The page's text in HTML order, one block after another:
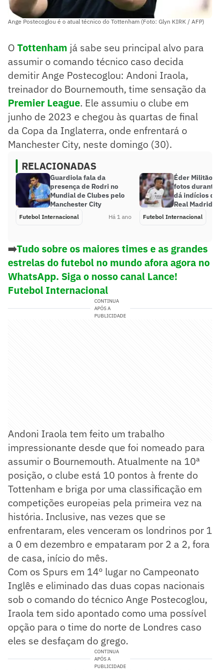
Ange Postecoglou é o atual técnico do Tottenham (Foto: Glyn KIRK / AFP)
O Tottenham já sabe seu principal alvo para
assumir o comando técnico caso decida
demitir Ange Postecoglou: Andoni Iraola,
treinador do Bournemouth, time sensação da
Premier League. Ele assumiu o clube em
junho de 2023 e chegou às quartas de final
da Copa da Inglaterra, onde enfrentará o
Manchester City, neste domingo (30).
RELACIONADAS
Guardiola fala da
presença de Rodri no
Mundial de Clubes pelo
Manchester City
Futebol Internacional Há 1 ano
Éder Militão
fotos durante
dá indícios
Real Madrid
Futebol Internacional
➡️Tudo sobre os maiores times e as grandes
estrelas do futebol no mundo afora agora no
WhatsApp. Siga o nosso canal Lance!
Futebol Internacional
CONTINUA
APÓS A
PUBLICIDADE
Andoni Iraola tem feito um trabalho
impressionante desde que foi nomeado para
assumir o Bournemouth. Atualmente na 10ª
posição, o clube está 10 pontos à frente do
Tottenham e briga por uma classificação em
competições europeias pela primeira vez na
história. Inclusive, nas vezes que se
enfrentaram, eles venceram os londrinos por 1
a 0 em dezembro e empataram por 2 a 2, fora
de casa, início do mês.
Com os Spurs em 14º lugar no Campeonato
Inglês e eliminado das duas copas nacionais
sob o comando do técnico Ange Postecoglou,
Iraola tem sido apontado como uma possível
opção para o time do norte de Londres caso
eles se desfaçam do grego.
CONTINUA
APÓS A
PUBLICIDADE